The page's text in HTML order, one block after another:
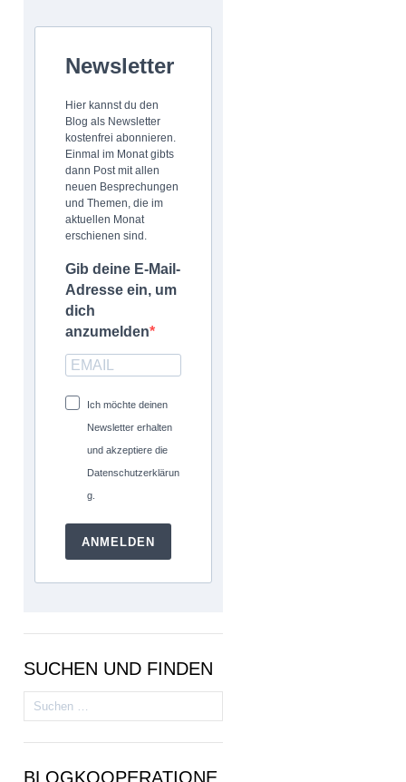
Newsletter
Hier kannst du den
Blog als Newsletter
kostenfrei abonnieren.
Einmal im Monat gibts
dann Post mit allen
neuen Besprechungen
und Themen, die im
aktuellen Monat
erschienen sind.
Gib deine E-Mail-
Adresse ein, um
dich
anzumelden
Ich möchte deinen
Newsletter erhalten
und akzeptiere die
Datenschutzerklärun
g.
ANMELDEN
SUCHEN UND FINDEN
Suchen
nach:
BLOGKOOPERATIONE